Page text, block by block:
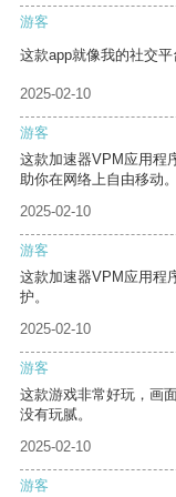
游客
这款app就像我的社交
2025-02-10
游客
这款加速器VPM应用程
助你在网络上自由移动。
2025-02-10
游客
这款加速器VPM应用程
护。
2025-02-10
游客
这款游戏非常好玩，画
没有玩腻。
2025-02-10
游客